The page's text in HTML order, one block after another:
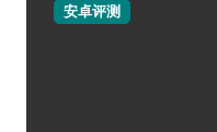
安卓评测